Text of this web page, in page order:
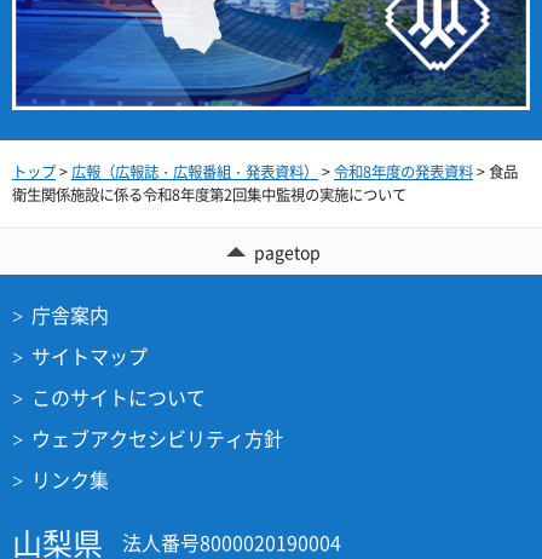
トップ>広報（広報誌・広報番組・発表資料） >令和8年度の発表資料> 食品
衛生関係施設に係る令和8年度第2回集中監視の実施について
pagetop
庁舎案内
サイトマップ
このサイトについて
ウェブアクセシビリティ方針
リンク集
山梨県 法人番号8000020190004